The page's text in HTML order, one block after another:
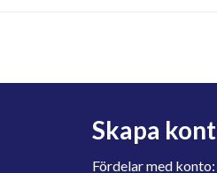
Skapa
Fördelar med konto: